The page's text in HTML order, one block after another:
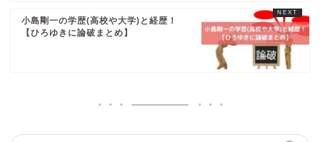
小島剛一の学歴(高校や大学)と経歴！
【ひろゆきに論破まとめ】